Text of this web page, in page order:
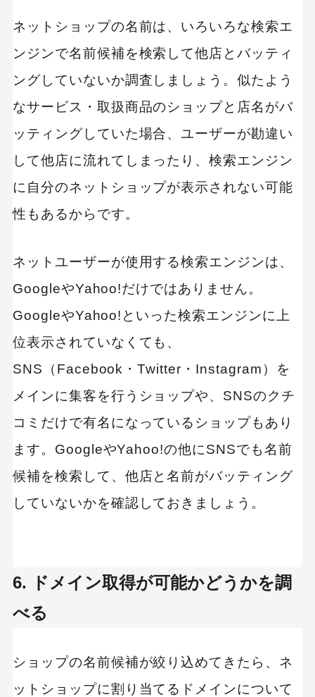
ネットショップの名前は、いろいろな検索エ
ンジンで名前候補を検索して他店とバッティ
ングしていないか調査しましょう。似たよう
なサービス・取扱商品のショップと店名がバ
ッティングしていた場合、ユーザーが勘違い
して他店に流れてしまったり、検索エンジン
に自分のネットショップが表示されない可能
性もあるからです。
ネットユーザーが使用する検索エンジンは、
GoogleやYahoo!だけではありません。
GoogleやYahoo!といった検索エンジンに上
位表示されていなくても、
SNS（Facebook・Twitter・Instagram）を
メインに集客を行うショップや、SNSのクチ
コミだけで有名になっているショップもあり
ます。GoogleやYahoo!の他にSNSでも名前
候補を検索して、他店と名前がバッティング
していないかを確認しておきましょう。
6. ドメイン取得が可能かどうかを調
べる
ショップの名前候補が絞り込めてきたら、ネ
ットショップに割り当てるドメインについて